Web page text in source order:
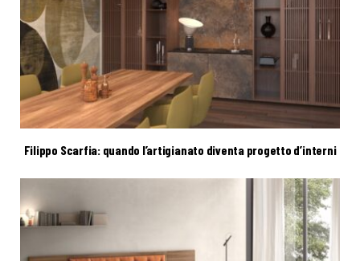
Filippo Scarfia: quando l’artigianato diventa progetto d’interni